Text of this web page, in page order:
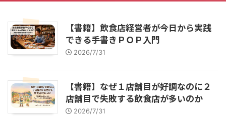
【書籍】飲食店経営者が今日から実践
できる手書きＰＯＰ入門
2026/7/31
【書籍】なぜ１店舗目が好調なのに２
店舗目で失敗する飲食店が多いのか
2026/7/31